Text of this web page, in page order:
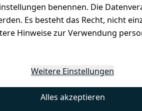
benennen. Die
Es besteht das Recht, nicht
Hinweise zur Verwendung
Weitere Einstellungen
Alles akzeptieren